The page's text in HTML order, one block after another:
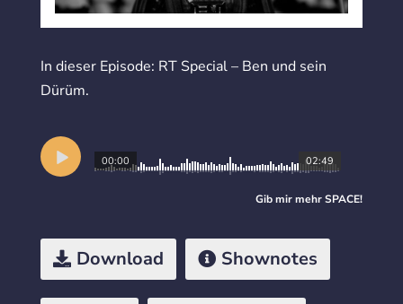
In dieser Episode: RT Special – Ben und sein
Dürüm.
02:49
00:00
Gib mir mehrSPACE!
Download Shownotes